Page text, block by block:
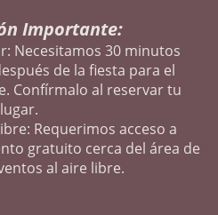
Importante:
Necesitamos 30 minutos
de la fiesta para el
Confírmalo al reservar tu
lugar.
Requerimos acceso a
gratuito cerca del área de
al aire libre.